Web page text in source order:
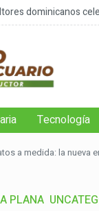
dominicanos
Tecnología
a medida: la nueva
PLANA